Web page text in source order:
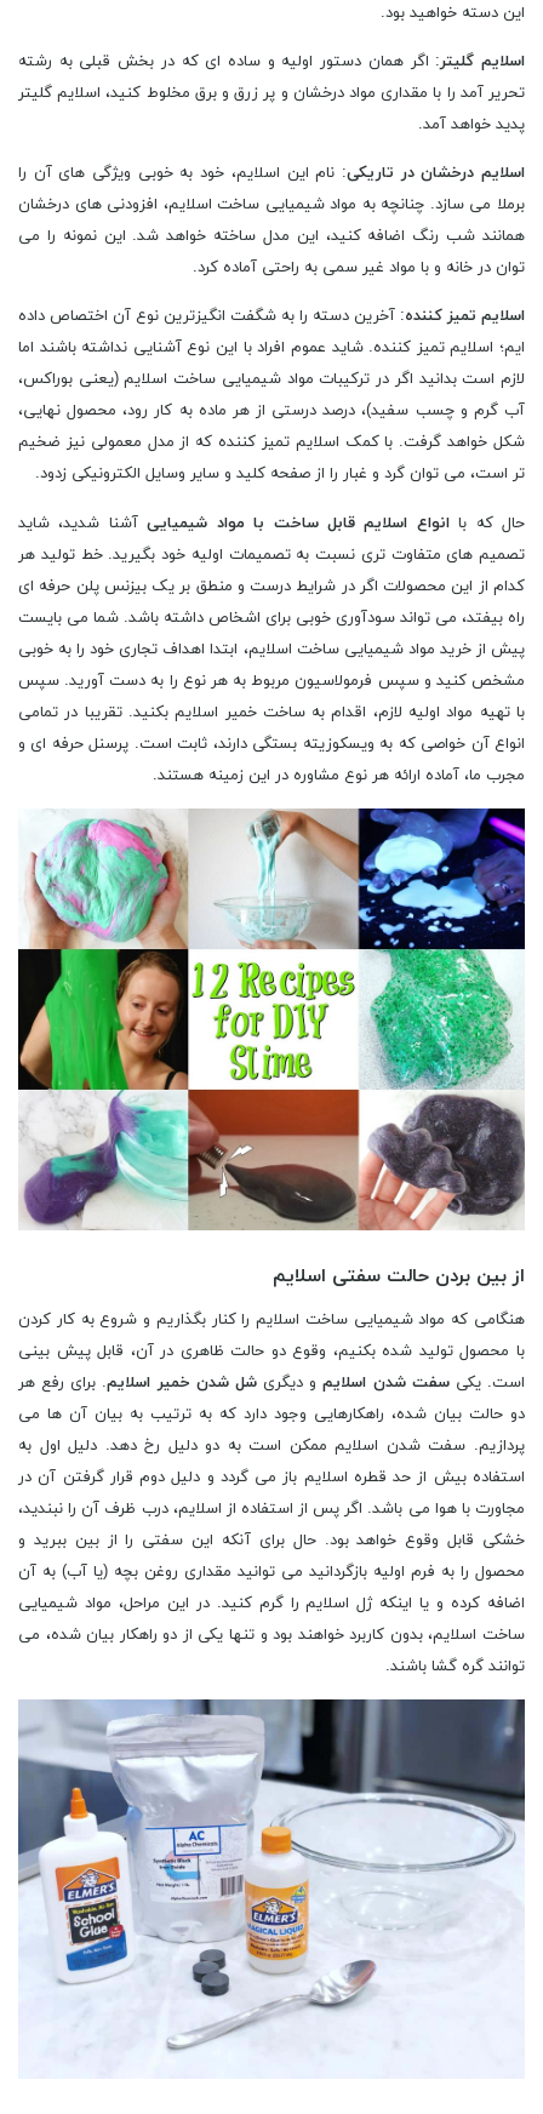
این دسته خواهید بود.
اسلایم گلیتر: اگر همان دستور اولیه و ساده ای که در بخش قبلی به رشته
تحریر آمد را با مقداری مواد درخشان و پر زرق و برق مخلوط کنید، اسلایم گلیتر
پدید خواهد آمد.
اسلایم درخشان در تاریکی: نام این اسلایم، خود به خوبی ویژگی های آن را
برملا می سازد. چنانچه به مواد شیمیایی ساخت اسلایم، افزودنی های درخشان
همانند شب رنگ اضافه کنید، این مدل ساخته خواهد شد. این نمونه را می
توان در خانه و با مواد غیر سمی به راحتی آماده کرد.
اسلایم تمیز کننده: آخرین دسته را به شگفت انگیزترین نوع آن اختصاص داده
ایم؛ اسلایم تمیز کننده. شاید عموم افراد با این نوع آشنایی نداشته باشند اما
لازم است بدانید اگر در ترکیبات مواد شیمیایی ساخت اسلایم (یعنی بوراکس،
آب گرم و چسب سفید)، درصد درستی از هر ماده به کار رود، محصول نهایی،
شکل خواهد گرفت. با کمک اسلایم تمیز کننده که از مدل معمولی نیز ضخیم
تر است، می توان گرد و غبار را از صفحه کلید و سایر وسایل الکترونیکی زدود.
حال که باانواع اسلایم قابل ساخت با مواد شیمیاییآشنا شدید، شاید
تصمیم های متفاوت تری نسبت به تصمیمات اولیه خود بگیرید. خط تولید هر
کدام از این محصولات اگر در شرایط درست و منطق بر یک بیزنس پلن حرفه ای
راه بیفتد، می تواند سودآوری خوبی برای اشخاص داشته باشد. شما می بایست
پیش از خرید مواد شیمیایی ساخت اسلایم، ابتدا اهداف تجاری خود را به خوبی
مشخص کنید و سپس فرمولاسیون مربوط به هر نوع را به دست آورید. سپس
با تهیه مواد اولیه لازم، اقدام به ساخت خمیر اسلایم بکنید. تقریبا در تمامی
انواع آن خواصی که به ویسکوزیته بستگی دارند، ثابت است. پرسنل حرفه ای و
مجرب ما، آماده ارائه هر نوع مشاوره در این زمینه هستند.
از بین بردن حالت سفتی اسلایم
هنگامی که مواد شیمیایی ساخت اسلایم را کنار بگذاریم و شروع به کار کردن
با محصول تولید شده بکنیم، وقوع دو حالت ظاهری در آن، قابل پیش بینی
است. یکیسفت شدن اسلایمو دیگریشل شدن خمیر اسلایم. برای رفع هر
دو حالت بیان شده، راهکارهایی وجود دارد که به ترتیب به بیان آن ها می
پردازیم. سفت شدن اسلایم ممکن است به دو دلیل رخ دهد. دلیل اول به
استفاده بیش از حد قطره اسلایم باز می گردد و دلیل دوم قرار گرفتن آن در
مجاورت با هوا می باشد. اگر پس از استفاده از اسلایم، درب ظرف آن را نبندید،
خشکی قابل وقوع خواهد بود. حال برای آنکه این سفتی را از بین ببرید و
محصول را به فرم اولیه بازگردانید می توانید مقداری روغن بچه (یا آب) به آن
اضافه کرده و یا اینکه ژل اسلایم را گرم کنید. در این مراحل، مواد شیمیایی
ساخت اسلایم، بدون کاربرد خواهند بود و تنها یکی از دو راهکار بیان شده، می
توانند گره گشا باشند.